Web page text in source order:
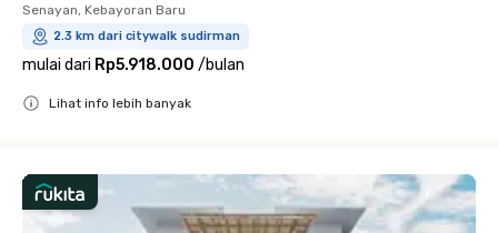
Senayan, Kebayoran Baru
2.3 km dari citywalk sudirman
mulai dari Rp5.918.000 /bulan
Lihat info lebih banyak